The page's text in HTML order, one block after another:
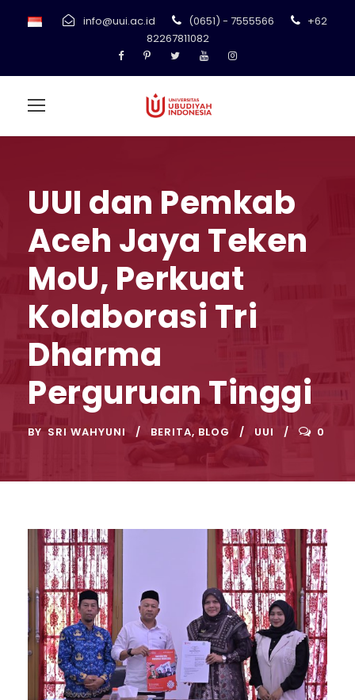
info@uui.ac.id (0651) - 7555566
+62
82267811082
UUI dan Pemkab
Aceh Jaya Teken
MoU, Perkuat
Kolaborasi Tri
Dharma
Perguruan Tinggi
BY SRI WAHYUNI BERITA, BLOG UUI 0